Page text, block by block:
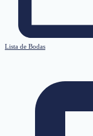
Lista de Bodas